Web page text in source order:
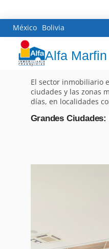
México Bolivia
Alfa
El sector inmobiliario
ciudades y las zonas
días, en localidades
Grandes